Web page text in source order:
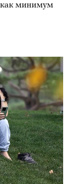
как минимум